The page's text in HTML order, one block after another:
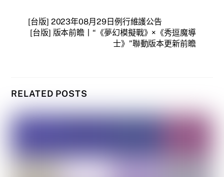
[台版] 2023年08月29日例行維護公告
[台版] 版本前瞻丨“《夢幻模擬戰》×《秀逗魔導
士》”聯動版本更新前瞻
RELATED POSTS